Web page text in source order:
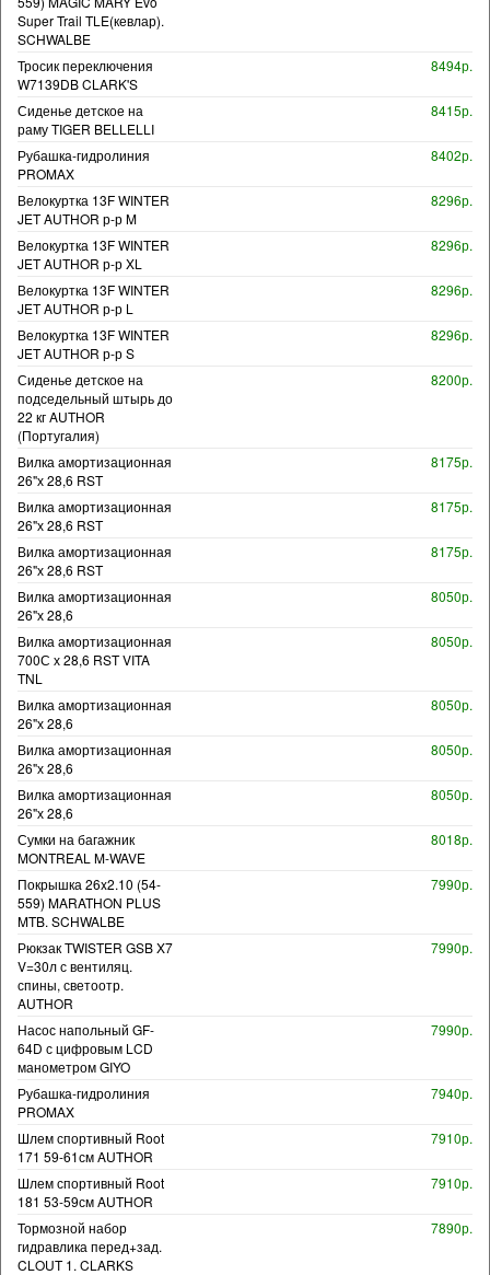
Super Trail TLE(кевлар).
SCHWALBE
Тросик переключения
W7139DB CLARK'S
8494р.
Сиденье детское на
раму TIGER BELLELLI
8415р.
Рубашка-гидролиния
PROMAX
8402р.
Велокуртка 13F WINTER
JET AUTHOR р-р M
8296р.
Велокуртка 13F WINTER
JET AUTHOR р-р XL
8296р.
Велокуртка 13F WINTER
JET AUTHOR р-р L
8296р.
Велокуртка 13F WINTER
JET AUTHOR р-р S
8296р.
Сиденье детское на
подседельный штырь до
22 кг AUTHOR
(Португалия)
8200р.
Вилка амортизационная
26"х 28,6 RST
8175р.
Вилка амортизационная
26"х 28,6 RST
8175р.
Вилка амортизационная
26"х 28,6 RST
8175р.
Вилка амортизационная
26"х 28,6
8050р.
Вилка амортизационная
700С х 28,6 RST VITA
TNL
8050р.
Вилка амортизационная
26"х 28,6
8050р.
Вилка амортизационная
26"х 28,6
8050р.
Вилка амортизационная
26"х 28,6
8050р.
Сумки на багажник
MONTREAL M-WAVE
8018р.
Покрышка 26x2.10 (54-
559) MARATHON PLUS
MTB. SCHWALBE
7990р.
Рюкзак TWISTER GSB X7
V=30л с вентиляц.
спины, светоотр.
AUTHOR
7990р.
Насос напольный GF-
64D с цифровым LCD
манометром GIYO
7990р.
Рубашка-гидролиния
PROMAX
7940р.
Шлем спортивный Root
171 59-61см AUTHOR
7910р.
Шлем спортивный Root
181 53-59см AUTHOR
7910р.
Тормозной набор
гидравлика перед+зад.
CLOUT 1. CLARKS
7890р.